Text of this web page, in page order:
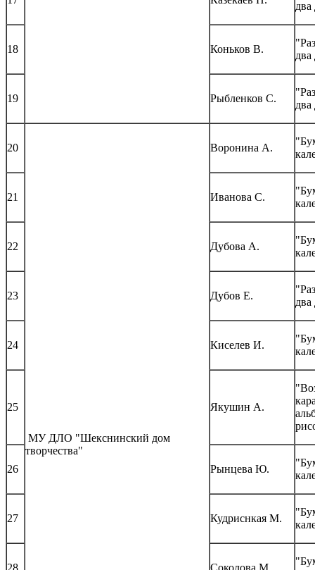
18 Коньков В.
19 Рыбленков С.
20
МУ ДЛО "Шекснинский дом
творчества"
Воронина А.
21 Иванова С.
22 Дубова А.
23 Дубов Е.
24 Киселев И.
25 Якушин А.
26 Рынцева Ю.
27 Кудриснкая М.
28 Соколова М.